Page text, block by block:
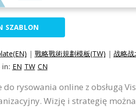
SZABLON
| 戰略戰術規劃模板(TW) | 战略
in: EN TW CN
rysowania online z obsługą
Wizję i strategię